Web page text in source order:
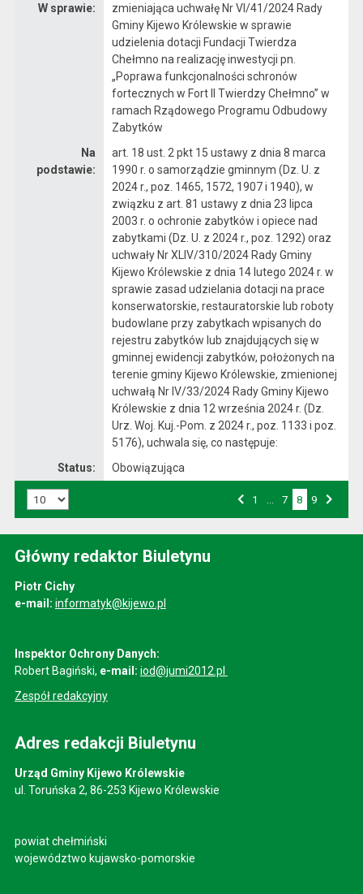
W sprawie:
zmieniająca uchwałę Nr VI/41/2024 Rady
Gminy Kijewo Królewskie w sprawie
udzielenia dotacji Fundacji Twierdza
Chełmno na realizację inwestycji pn.
„Poprawa funkcjonalności schronów
fortecznych w Fort II Twierdzy Chełmno” w
ramach Rządowego Programu Odbudowy
Zabytków
Na
podstawie:
art. 18 ust. 2 pkt 15 ustawy z dnia 8 marca
1990 r. o samorządzie gminnym (Dz. U. z
2024 r., poz. 1465, 1572, 1907 i 1940), w
związku z art. 81 ustawy z dnia 23 lipca
2003 r. o ochronie zabytków i opiece nad
zabytkami (Dz. U. z 2024 r., poz. 1292) oraz
uchwały Nr XLIV/310/2024 Rady Gminy
Kijewo Królewskie z dnia 14 lutego 2024 r. w
sprawie zasad udzielania dotacji na prace
konserwatorskie, restauratorskie lub roboty
budowlane przy zabytkach wpisanych do
rejestru zabytków lub znajdujących się w
gminnej ewidencji zabytków, położonych na
terenie gminy Kijewo Królewskie, zmienionej
uchwałą Nr IV/33/2024 Rady Gminy Kijewo
Królewskie z dnia 12 września 2024 r. (Dz.
Urz. Woj. Kuj.-Pom. z 2024 r., poz. 1133 i poz.
5176), uchwala się, co następuje:
Status:
Obowiązująca
1 7 8 9
Główny redaktor Biuletynu
Piotr Cichy
e-mail: informatyk@kijewo.pl
Inspektor Ochrony Danych:
Robert Bagiński, e-mail: iod@jumi2012.pl
Zespół redakcyjny
Adres redakcji Biuletynu
Urząd Gminy Kijewo Królewskie
ul. Toruńska 2, 86-253 Kijewo Królewskie
powiat chełmiński
województwo kujawsko-pomorskie